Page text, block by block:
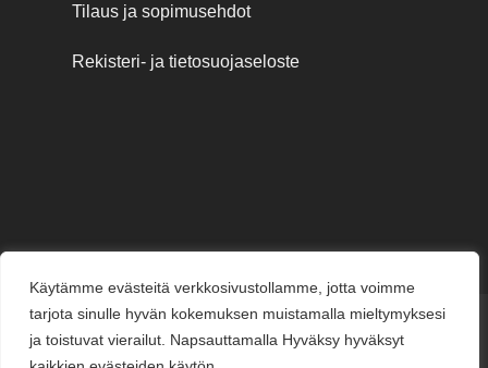
Käytämme evästeitä verkkosivustollamme, jotta voimme
tarjota sinulle hyvän kokemuksen muistamalla mieltymyksesi
ja toistuvat vierailut. Napsauttamalla Hyväksy hyväksyt
Tilaus ja sopimusehdot
Rekisteri- ja tietosuojaseloste
Credit
MasterCard
Visa
Visa